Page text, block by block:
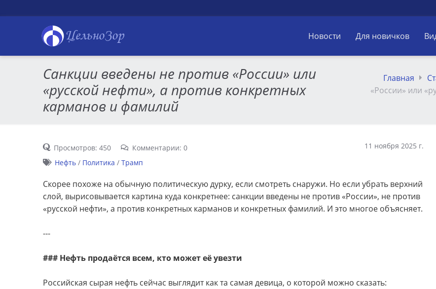
ЦельноЗор Новости Для новичков
Санкции введены не против «России» или
«русской нефти», а против конкретных
карманов и фамилий
Главная
«России» или
Просмотров: 450 Комментарии: 0
11 ноября 2025 г.
Нефть/ Политика / Трамп
Скорее похоже на обычную политическую дурку, если смотреть снаружи. Но если убрать верхний
слой, вырисовывается картина куда конкретнее: санкции введены не против «России», не против
«русской нефти», а против конкретных карманов и конкретных фамилий. И это многое объясняет.
---
### Нефть продаётся всем, кто может её увезти
Российская сырая нефть сейчас выглядит как та самая девица, о которой можно сказать: